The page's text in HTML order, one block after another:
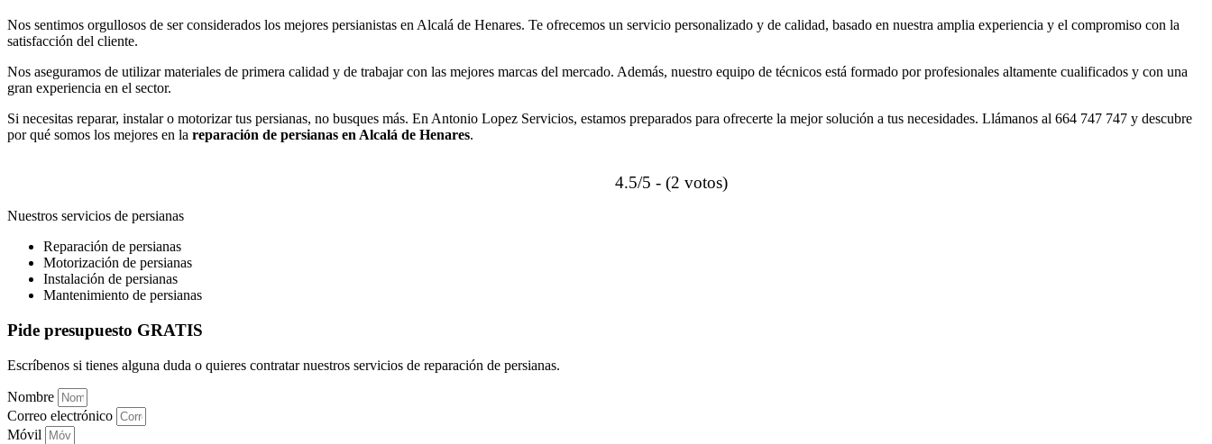
Nos sentimos orgullosos de ser considerados los mejores persianistas en Alcalá de Henares. Te ofrecemos un servicio personalizado y de calidad, basado en nuestra amplia experiencia y el compromiso con la
satisfacción del cliente.
Nos aseguramos de utilizar materiales de primera calidad y de trabajar con las mejores marcas del mercado. Además, nuestro equipo de técnicos está formado por profesionales altamente cualificados y con una
gran experiencia en el sector.
Si necesitas reparar, instalar o motorizar tus persianas, no busques más. En Antonio Lopez Servicios, estamos preparados para ofrecerte la mejor solución a tus necesidades. Llámanos al 664 747 747 y descubre
por qué somos los mejores en la reparación de persianas en Alcalá de Henares.
4.5/5 - (2 votos)
Nuestros servicios de persianas
Reparación de persianas
Motorización de persianas
Instalación de persianas
Mantenimiento de persianas
Pide presupuesto GRATIS
Escríbenos si tienes alguna duda o quieres contratar nuestros servicios de reparación de persianas.
Nombre
Correo electrónico
Móvil